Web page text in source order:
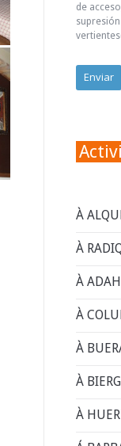
de
À
À
À
À
À
À
À